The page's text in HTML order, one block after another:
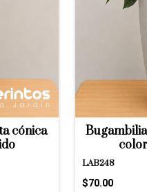
cónica
LAB248
$70.00